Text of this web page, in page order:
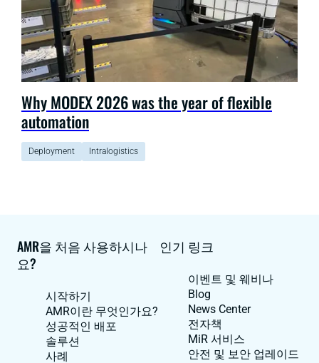
Why MODEX 2026 was the year of flexible
automation
Deployment Intralogistics
AMR을 처음 사용하시나
요?
시작하기
AMR이란 무엇인가요?
성공적인 배포
솔루션
사례
인기 링크
이벤트 및 웨비나
Blog
News Center
전자책
MiR 서비스
안전 및 보안 업레이드